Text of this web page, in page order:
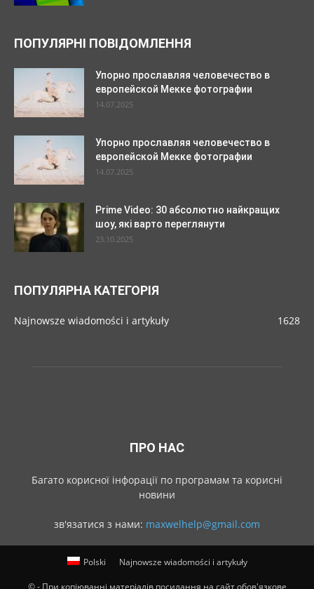
ПОПУЛЯРНІ ПОВІДОМЛЕННЯ
Упорно прославляя человечество в
европейской Мекке фотографии
14.07.2025
Упорно прославляя человечество в
европейской Мекке фотографии
14.07.2025
Prime Video: 30 абсолютно найкращих
шоу, які варто переглянути
23.10.2025
ПОПУЛЯРНА КАТЕГОРІЯ
Najnowsze wiadomości i artykuły 1628
ПРО НАС
Багато корисної інфорації по програмам та корисні
новини
зв'язатися з нами: maxwelhelp@gmail.com
Polski Najnowsze wiadomości i artykuły
© - При копіюванні матеріалів посилання на сайт обов'язкове